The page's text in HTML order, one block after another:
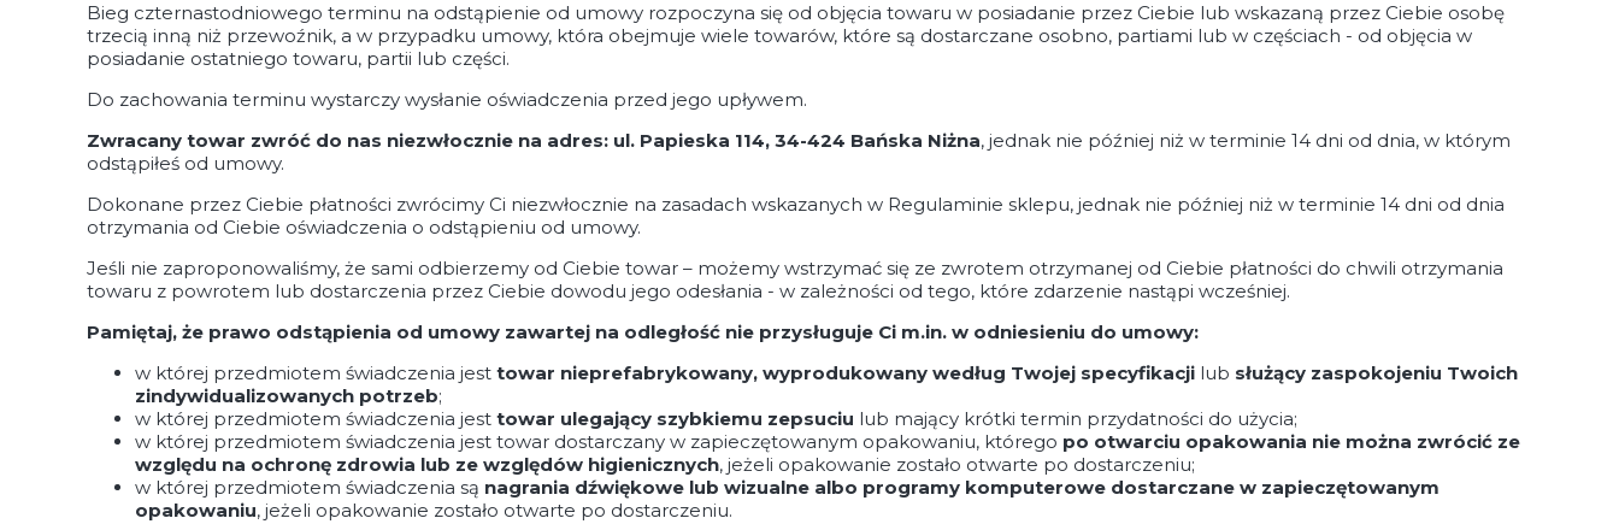
Bieg czternastodniowego terminu na odstąpienie od umowy rozpoczyna się od objęcia towaru w posiadanie przez Ciebie lub wskazaną przez Ciebie osobę
trzecią inną niż przewoźnik, a w przypadku umowy, która obejmuje wiele towarów, które są dostarczane osobno, partiami lub w częściach - od objęcia w
posiadanie ostatniego towaru, partii lub części.
Do zachowania terminu wystarczy wysłanie oświadczenia przed jego upływem.
Zwracany towar zwróć do nas niezwłocznie na adres: ul. Papieska 114, 34-424 Bańska Niżna, jednak nie później niż w terminie 14 dni od dnia, w którym
odstąpiłeś od umowy.
Dokonane przez Ciebie płatności zwrócimy Ci niezwłocznie na zasadach wskazanych w Regulaminie sklepu, jednak nie później niż w terminie 14 dni od dnia
otrzymania od Ciebie oświadczenia o odstąpieniu od umowy.
Jeśli nie zaproponowaliśmy, że sami odbierzemy od Ciebie towar – możemy wstrzymać się ze zwrotem otrzymanej od Ciebie płatności do chwili otrzymania
towaru z powrotem lub dostarczenia przez Ciebie dowodu jego odesłania - w zależności od tego, które zdarzenie nastąpi wcześniej.
Pamiętaj, że prawo odstąpienia od umowy zawartej na odległość nie przysługuje Ci m.in. w odniesieniu do umowy:
w której przedmiotem świadczenia jest towar nieprefabrykowany, wyprodukowany według Twojej specyfikacji lub służący zaspokojeniu Twoich
zindywidualizowanych potrzeb;
w której przedmiotem świadczenia jest towar ulegający szybkiemu zepsuciu lub mający krótki termin przydatności do użycia;
w której przedmiotem świadczenia jest towar dostarczany w zapieczętowanym opakowaniu, którego po otwarciu opakowania nie można zwrócić ze
względu na ochronę zdrowia lub ze względów higienicznych, jeżeli opakowanie zostało otwarte po dostarczeniu;
w której przedmiotem świadczenia są nagrania dźwiękowe lub wizualne albo programy komputerowe dostarczane w zapieczętowanym
opakowaniu, jeżeli opakowanie zostało otwarte po dostarczeniu.